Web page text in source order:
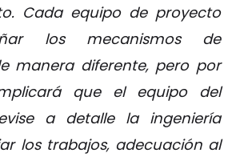
Cada equipo de proyecto
los mecanismos de
manera diferente, pero por
que el equipo del
a detalle la ingeniería
los trabajos, adecuación al